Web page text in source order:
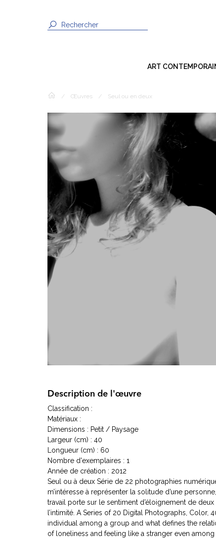
ART
Dessin
Peinture
Sculpture
Photographie
Techniques Mixtes
Installation
Vidéo / Son
/ Œuvres / Seul ou en deux
Description de l'œuvre
Classification :
Matériaux :
Dimensions : Petit / Paysage
Largeur (cm) : 40
Longueur (cm) : 60
Nombre d'exemplaires : 1
Année de création : 2012
Seul ou à deux Série de 22 photographies
m’intéresse à représenter la solitude d’une
travail porte sur le sentiment d’éloignement de
l’intimité. A Series of 20 Digital Photographs,
individual among a group and what defines the
of loneliness and feeling like a stranger even